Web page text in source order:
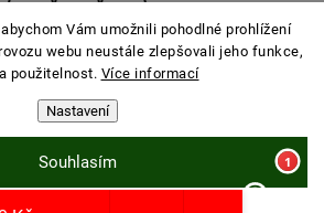
Vám umožnili pohodlné prohlížení
webu neustále zlepšovali jeho funkce,
použitelnost. Více informací
Nastavení
Souhlasím
· Všechna práva vyhrazena ·
Nastavení cookies